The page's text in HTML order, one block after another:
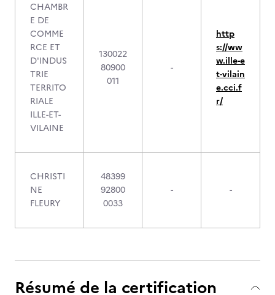
CHAMBR
E DE
COMME
RCE ET
D'INDUS
TRIE
TERRITO
RIALE
ILLE-ET-
VILAINE
130022
80900
011
-
http
s://ww
w.ille-e
t-vilain
e.cci.f
r/
CHRISTI
NE
FLEURY
48399
92800
0033
- -
Résumé de la certification